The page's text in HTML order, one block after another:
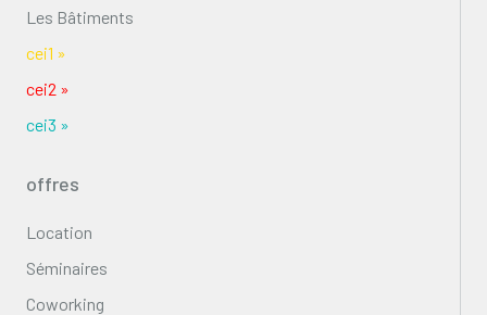
Les Bâtiments
cei1 »
cei2 »
cei3 »
offres
Location
Séminaires
Coworking